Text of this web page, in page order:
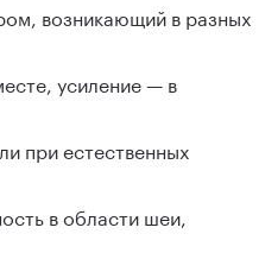
возникающий в разных
усиление — в
при естественных
в области шеи,